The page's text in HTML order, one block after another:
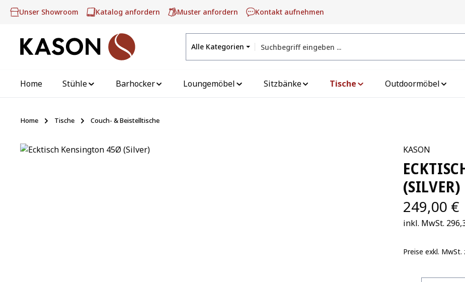
Hauptinhalt springen
Zur Suche springen
Zur Hauptnavigation springen
Unser Showroom Katalog anfordern Muster anfordern Kontakt aufnehmen
Alle Kategorien
Home Stühle Barhocker Loungemöbel Sitzbänke Tische Outdoormöbel
Home Tische Couch- & Beistelltische
Bildergalerie überspringen KASON
(SILVER)
249,00 €
inkl. MwSt.
Preise exkl.